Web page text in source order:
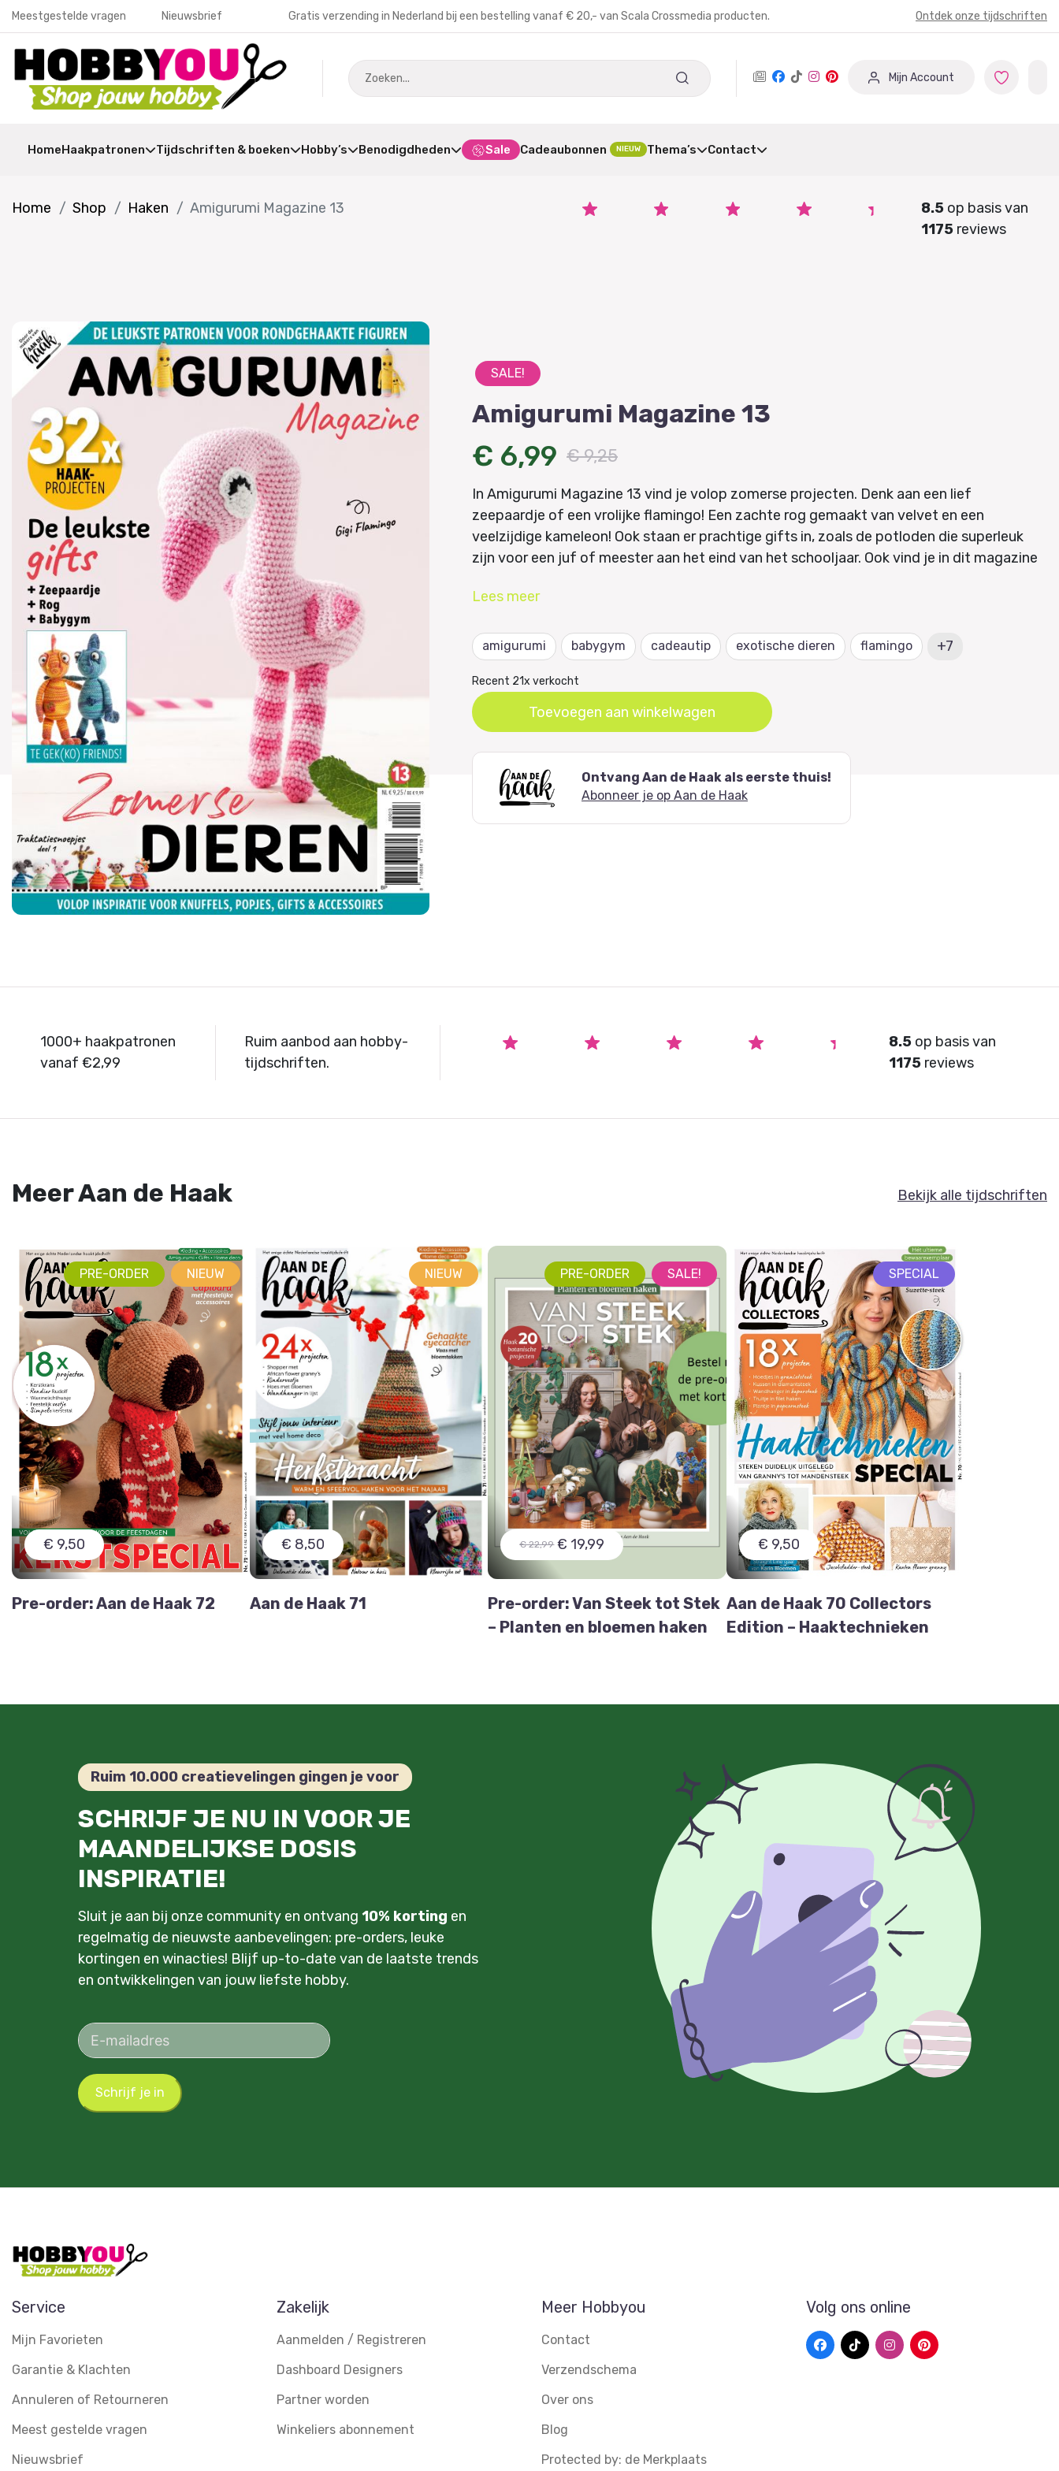
Meestgestelde vragen Nieuwsbrief Gratis verzending in Nederland bij een bestelling vanaf € 20,- van Scala Crossmedia producten. Ontdek onze tijdschriften
Mijn Account
HomeHaakpatronen Tijdschriften & boeken Hobby’s Benodigdheden Sale Cadeaubonnen NIEUW Thema’s Contact
Home Shop Haken Amigurumi Magazine 13 8.5op basis van
1175reviews
SALE!
Amigurumi Magazine 13
€ 6,99 € 9,25
In Amigurumi Magazine 13 vind je volop zomerse projecten. Denk aan een lief
zeepaardje of een vrolijke flamingo! Een zachte rog gemaakt van velvet en een
veelzijdige kameleon! Ook staan er prachtige gifts in, zoals de potloden die superleuk
zijn voor een juf of meester aan het eind van het schooljaar. Ook vind je in dit magazine
(inclusief specials). Nog geen abonnement inclusief specials, upgrade
Lees meer
amigurumi babygym cadeautip exotische dieren flamingo +7
Recent 21x verkocht
Oorspronkelijke
prijs
was:
€ 9,25.
Huidige
prijs
is:
€ 6,99.
Toevoegen aan winkelwagen
Ontvang Aan de Haak als eerste thuis!
Abonneer je op Aan de Haak
1000+ haakpatronen
vanaf €2,99
Ruim aanbod aan hobby-
tijdschriften.
8.5op basis van
1175reviews
Meer Aan de Haak Bekijk alle tijdschriften
PRE-ORDER NIEUW
€ 9,50
Pre-order: Aan de Haak 72
NIEUW
€ 8,50
Aan de Haak 71
PRE-ORDER SALE!
€ 22,99 € 19,99
Pre-order: Van Steek tot Stek
– Planten en bloemen haken
SPECIAL
€ 9,50
Aan de Haak 70 Collectors
Edition – Haaktechnieken
Ruim 10.000 creatievelingen gingen je voor
SCHRIJF JE NU IN VOOR JE
MAANDELIJKSE DOSIS
INSPIRATIE!
Sluit je aan bij onze community en ontvang 10% korting en
regelmatig de nieuwste aanbevelingen: pre-orders, leuke
kortingen en winacties! Blijf up-to-date van de laatste trends
en ontwikkelingen van jouw liefste hobby.
Schrijf je in
Service
Mijn Favorieten
Garantie & Klachten
Annuleren of Retourneren
Meest gestelde vragen
Nieuwsbrief
Zakelijk
Aanmelden / Registreren
Dashboard Designers
Partner worden
Winkeliers abonnement
Meer Hobbyou
Contact
Verzendschema
Over ons
Blog
Protected by: de Merkplaats
Volg ons online